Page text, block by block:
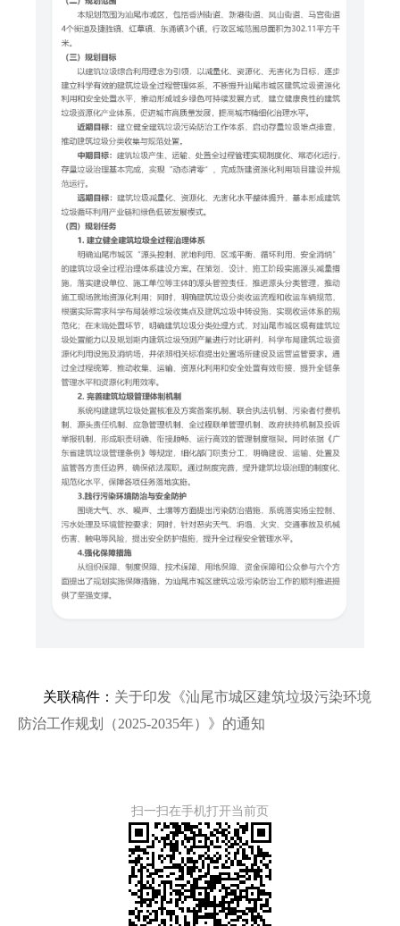
关联稿件： 关于印发《汕尾市城区建筑垃圾污染环境
防治工作规划（2025-2035年）》的通知
扫一扫在手机打开当前页